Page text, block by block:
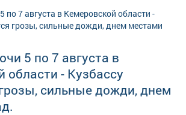
5 по 7 августа в
области - Кузбассу
сильные дожди, днем